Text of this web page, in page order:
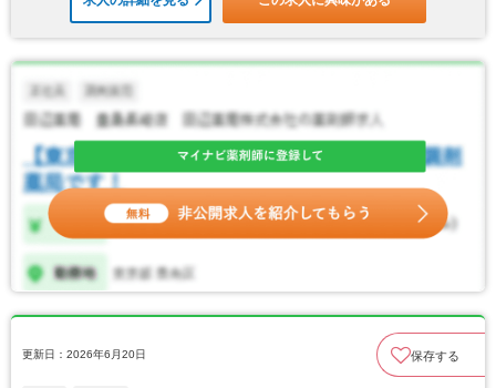
更新日：2026年6月20日 保存する